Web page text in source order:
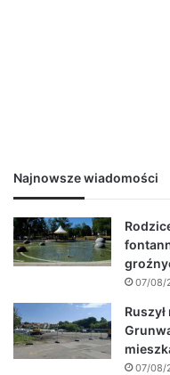
Najnowsze wiadomości
07/08/
07/08/